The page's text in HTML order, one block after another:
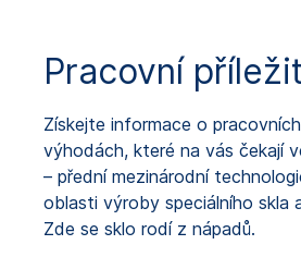
Pracovní
Získejte informace o
výhodách, které na vás čekají
– přední mezinárodní
oblasti výroby speciálního skla
Zde se sklo rodí z nápadů.